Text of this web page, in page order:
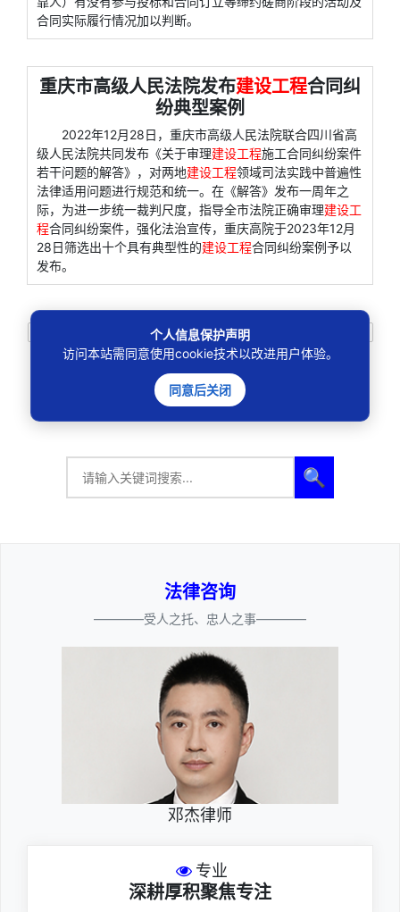
合同实际履行情况加以判断。
重庆市高级人民法院发布建设工程合同纠
纷典型案例
2022年12月28日，重庆市高级人民法院联合四川省高
级人民法院共同发布《关于审理建设工程施工合同纠纷案件
若干问题的解答》，对两地建设工程领域司法实践中普遍性
法律适用问题进行规范和统一。在《解答》发布一周年之
际，为进一步统一裁判尺度，指导全市法院正确审理建设工
程合同纠纷案件，强化法治宣传，重庆高院于2023年12月
28日筛选出十个具有典型性的建设工程合同纠纷案例予以
发布。
2 3 4 5
..
18 下一页
🔍
法律咨询
————受人之托、忠人之事————
邓杰律师
专业
深耕厚积聚焦专注
个人信息保护声明
访问本站需同意使用cookie技术以改进用户体验。
同意后关闭